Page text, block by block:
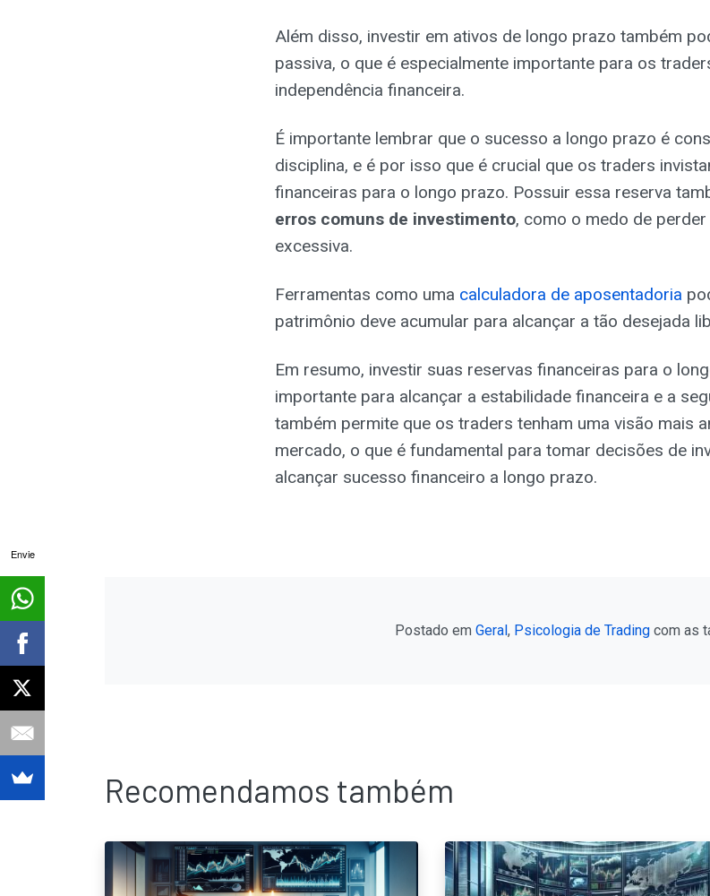
Além disso, investir em ativos de longo prazo também
passiva, o que é especialmente importante para os
independência financeira.
É importante lembrar que o sucesso a longo prazo é
disciplina, e é por isso que é crucial que os traders
financeiras para o longo prazo. Possuir essa reserva
erros comuns de investimento, como o medo de
excessiva.
Ferramentas como uma calculadora de aposentadoria
patrimônio deve acumular para alcançar a tão desejada
Em resumo, investir suas reservas financeiras para o
importante para alcançar a estabilidade financeira e a
também permite que os traders tenham uma visão mais
mercado, o que é fundamental para tomar decisões de
alcançar sucesso financeiro a longo prazo.
Postado em Geral , Psicologia de Trading com as
Recomendamos também
Envie